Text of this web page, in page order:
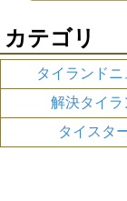
カテゴリ
タイランドニ
解決タイラ
タイスタ